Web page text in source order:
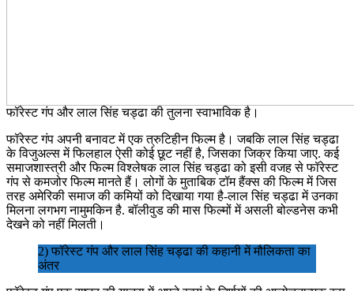
फॉरेस्ट गंप और लाल सिंह चड्ढा की तुलना स्वाभाविक है।
फॉरेस्ट गंप अपनी बनावट में एक त्रुटिहीन फिल्म है। जबकि लाल सिंह चड्ढा
के विजुअल्स में फिलहाल ऐसी कोई छूट नहीं है, जिसका जिक्र किया जाए. कई
समाजशास्त्री और फिल्म विश्लेषक लाल सिंह चड्ढा को इसी वजह से फॉरेस्ट
गंप से कमजोर फिल्म मानते हैं। लोगों के मुताबिक टॉम हैंक्स की फिल्म में जिस
तरह अमेरिकी समाज की कमियों को दिखाया गया है-लाल सिंह चड्ढा में उनका
मिलना लगभग नामुमकिन है. बॉलीवुड की मास फिल्मों में असली बोल्डनेस कभी
देखने को नहीं मिलती।
2) फॉरेस्ट गंप और लाल सिंह चड्ढा की कहानी में मौलिकता का
अंतर